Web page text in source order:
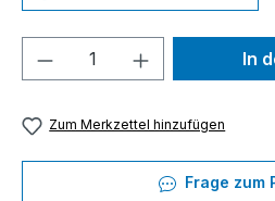
Produkt Anzahl: In
Zum Merkzettel hinzufügen
Frage zum